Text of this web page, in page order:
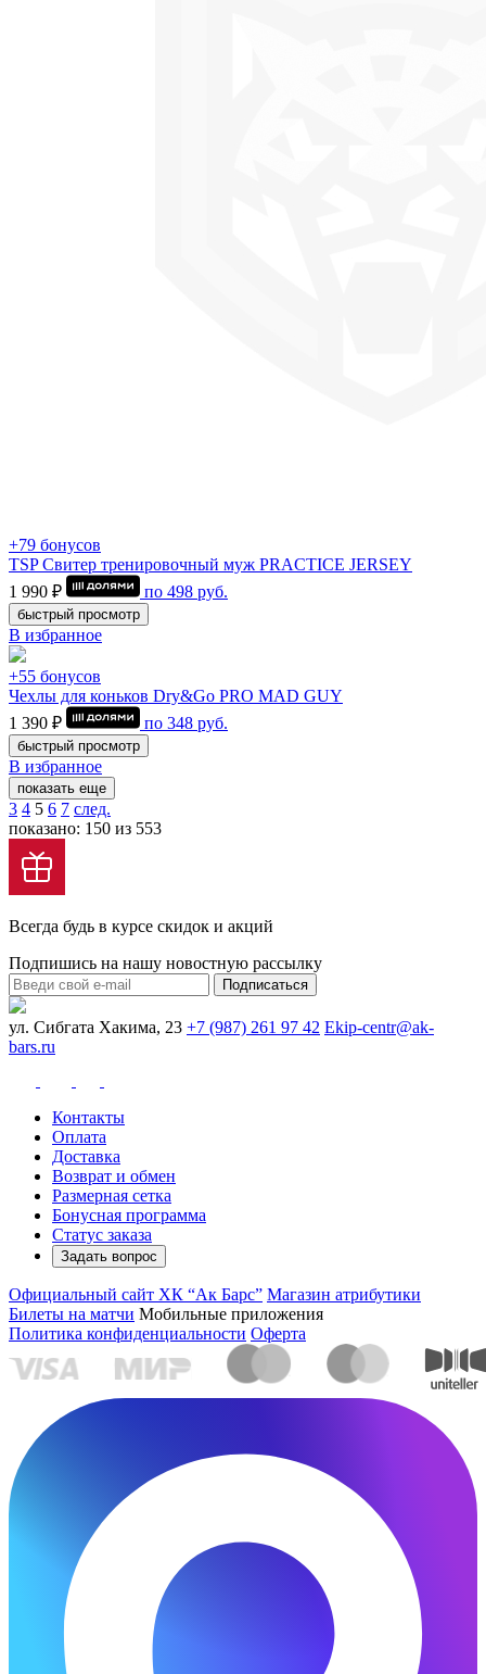
+79 бонусов
TSP Свитер тренировочный муж PRACTICE JERSEY
1 990 ₽
по 498 руб.
быстрый просмотр
В избранное
+55 бонусов
Чехлы для коньков Dry&Go PRO MAD GUY
1 390 ₽
по 348 руб.
быстрый просмотр
В избранное
показать еще
3 4 5 6 7 след.
показано: 150 из 553
Всегда будь в курсе скидок и акций
Подпишись на нашу новостную рассылку
Подписаться
ул. Сибгата Хакима, 23 +7 (987) 261 97 42 Ekip-centr@ak-
bars.ru
Контакты
Оплата
Доставка
Возврат и обмен
Размерная сетка
Бонусная программа
Статус заказа
Задать вопрос
Официальный сайт ХК “Ак Барс” Магазин атрибутики
Билеты на матчи Мобильные приложения
Политика конфиденциальности Оферта